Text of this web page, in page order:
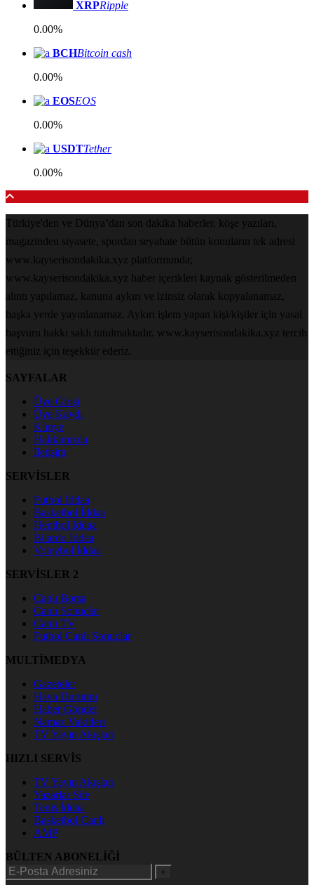
XRPRipple
0.00%
BCHBitcoin cash
0.00%
EOSEOS
0.00%
USDTTether
0.00%
Türkiye'den ve Dünya’dan son dakika haberler, köşe yazıları,
magazinden siyasete, spordan seyahate bütün konuların tek adresi
www.kayserisondakika.xyz platformunda;
www.kayserisondakika.xyz haber içerikleri kaynak gösterilmeden
alıntı yapılamaz, kanuna aykırı ve izinsiz olarak kopyalanamaz,
başka yerde yayınlanamaz. Aykırı işlem yapan kişi/kişiler için yasal
başvuru hakkı saklı tutulmaktadır. www.kayserisondakika.xyz tercih
ettiğiniz için teşekkür ederiz.
SAYFALAR
Üye Girişi
Üye Kaydı
Künye
Hakkımızda
İletişim
SERVİSLER
Futbol İddaa
Basketbol İddaa
Hentbol İddaa
Bilardo İddaa
Voleybol İddaa
SERVİSLER 2
Canlı Borsa
Canlı Sonuçlar
Canlı TV
Futbol Canlı Sonuçlar
MULTİMEDYA
Gazeteler
Hava Durumu
Haber Gönder
Namaz Vakitleri
TV Yayın Akışları
HIZLI SERVİS
TV Yayın Akışları
Yazarlar Site
Tenis İddaa
Basketbol Canlı
AMP
BÜLTEN ABONELİĞİ
+